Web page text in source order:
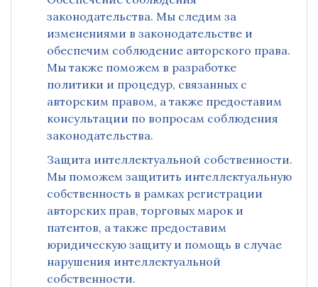
законодательства. Мы следим за
изменениями в законодательстве и
обеспечим соблюдение авторского права.
Мы также поможем в разработке
политики и процедур, связанных с
авторским правом, а также предоставим
консультации по вопросам соблюдения
законодательства.
Защита интеллектуальной собственности.
Мы поможем защитить интеллектуальную
собственность в рамках регистрации
авторских прав, торговых марок и
патентов, а также предоставим
юридическую защиту и помощь в случае
нарушения интеллектуальной
собственности.